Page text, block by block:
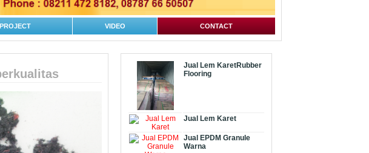
PROJECT VIDEO CONTACT
Jual Lem KaretRubber
Flooring
Jual Lem Karet
Jual EPDM Granule
Warna